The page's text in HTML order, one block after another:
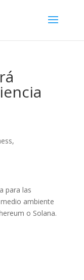
,
para las
ambiente
o Solana.